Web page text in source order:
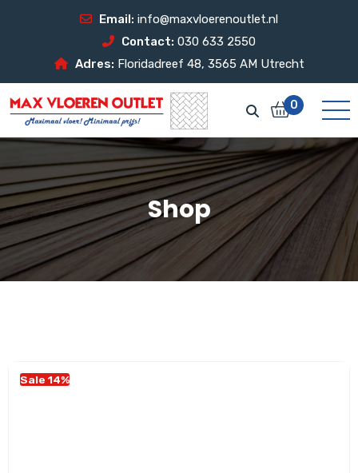
Email: info@maxvloerenoutlet.nl
Contact: 030 633 2550
Adres: Floridadreef 48, 3565 AM Utrecht
0
Shop
Sale 14%